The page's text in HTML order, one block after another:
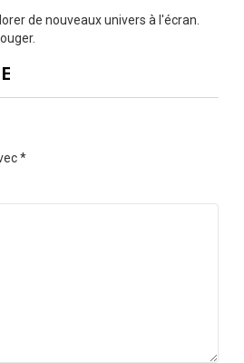
de nouveaux univers à l'écran.
*